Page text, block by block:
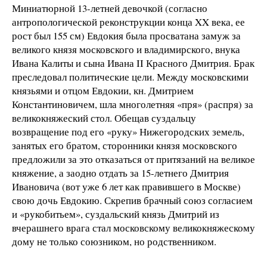
Миниатюрной 13-летней девочкой (согласно
антропологической реконструкции конца XX века, ее
рост был 155 см) Евдокия была просватана замуж за
великого князя московского и владимирского, внука
Ивана Калиты и сына Ивана II Красного Дмитрия. Брак
преследовал политические цели. Между московскими
князьями и отцом Евдокии, кн. Дмитрием
Константиновичем, шла многолетняя «пря» (распря) за
великокняжеский стол. Обещав суздальцу
возвращение под его «руку» Нижегородских земель,
занятых его братом, сторонники князя московского
предложили за это отказаться от притязаний на великое
княжение, а заодно отдать за 15-летнего Дмитрия
Ивановича (вот уже 6 лет как правившего в Москве)
свою дочь Евдокию. Скрепив брачный союз согласием
и «рукобитьем», суздальский князь Дмитрий из
вчерашнего врага стал московскому великокняжескому
дому не только союзником, но родственником.